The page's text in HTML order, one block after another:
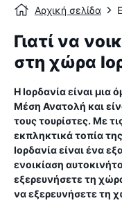
Αρχική σελίδα
Γιατί να
στη χώρα
Η Ιορδανία είναι μια
Μέση Ανατολή και
τους τουρίστες. Με
εκπληκτικά τοπία
Ιορδανία είναι ένα
ενοικίαση
εξερευνήσετε τη
να εξερευνήσετε τη